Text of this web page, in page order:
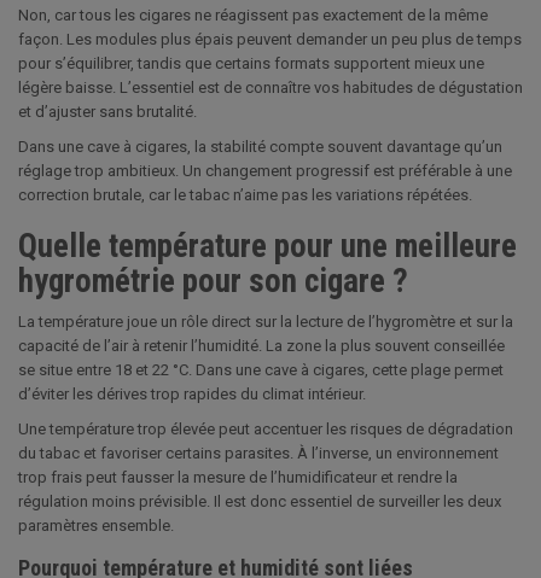
Non, car tous les cigares ne réagissent pas exactement de la même
façon. Les modules plus épais peuvent demander un peu plus de temps
pour s’équilibrer, tandis que certains formats supportent mieux une
légère baisse. L’essentiel est de connaître vos habitudes de dégustation
et d’ajuster sans brutalité.
Dans une cave à cigares, la stabilité compte souvent davantage qu’un
réglage trop ambitieux. Un changement progressif est préférable à une
correction brutale, car le tabac n’aime pas les variations répétées.
Quelle température pour une meilleure
hygrométrie pour son cigare ?
La température joue un rôle direct sur la lecture de l’hygromètre et sur la
capacité de l’air à retenir l’humidité. La zone la plus souvent conseillée
se situe entre 18 et 22 °C. Dans une cave à cigares, cette plage permet
d’éviter les dérives trop rapides du climat intérieur.
Une température trop élevée peut accentuer les risques de dégradation
du tabac et favoriser certains parasites. À l’inverse, un environnement
trop frais peut fausser la mesure de l’humidificateur et rendre la
régulation moins prévisible. Il est donc essentiel de surveiller les deux
paramètres ensemble.
Pourquoi température et humidité sont liées